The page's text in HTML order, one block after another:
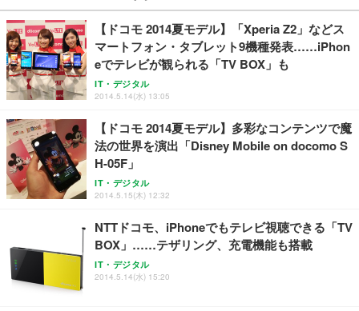
￥27,999
Sezlife オフィスチェア デスクチェア 疲れない テレ
ワーク チェア 強化バックレスト 30度ロッキング機
能 人間工学 椅子 腰サポート 90度跳ね上げ式アーム
レスト 3Dヘッドレスト ハンガー付き 高反発クッシ
務用 おしゃれ パソコンチェア (ブラック)
Sezlife オフィスチェア デスクチェア 疲れない テレ
ワーク チェア 強化バックレスト 30度ロッキング機
能 人間工学 椅子 腰サポート 90度跳ね上げ式アーム
レスト 3Dヘッドレスト ハンガー付き 高反発クッシ
務用 おしゃれ パソコンチェア (ホワイト)
￥7,680
ANDWINT オフィスチェア デスクチェア 肘なし メ
ッシュ 通気性 ランバーサポート付き 腰サポート ガ
ス圧無段階昇降 360度回転 キャスター付き コンパク
￥109,572
【純正品】27"ゲーミングモニター DualSense 充電
フック付き（CFI-ZDM1J）
￥49,979
【整備済み品】Dell E2724HS 27インチ 液晶モニタ
ー フルHD（1920×1080）VA 非光沢 HDMI/DisplayP
ort/VGA スピーカー内蔵 高さ調整 スイベル VESA対
応 ComfortView ビジネス向け
￥15,800
【MiniLED/24.5inch/280Hz/FHD】GRAPHT THE S
HOOTER Gaming Monitor 24” Essential ゲーミン
グモニター QD 24.5インチ 1ms FHD 量子ドット 残
￥3,234
ネオ・ルーライフ ネオ・オムツ L 中型犬用 26枚入
り 単品
￥1,800
Smart Basic(スマートベーシック) 【Amazon.co.jp
限定】 Smart Basic アイリスオーヤマ ペットシーツ
超厚型 お徳用 ワイド 100枚入 (x 1) (ケース販売)
￥3,670
アイリスオーヤマ ペットシーツ 超厚型 お徳用 レギ
ュラー 200枚入【Amazon.co.jp限定】
【ドコモ 2014夏モデル】「Xperia Z2」などス
マートフォン・タブレット9機種発表……iPhon
eでテレビが観られる「TV BOX」も
IT・デジタル
2014.5.14(水) 13:05
【ドコモ 2014夏モデル】多彩なコンテンツで魔
法の世界を演出「Disney Mobile on docomo S
H-05F」
IT・デジタル
2014.5.15(木) 12:32
NTTドコモ、iPhoneでもテレビ視聴できる「TV
BOX」……テザリング、充電機能も搭載
IT・デジタル
2014.5.14(水) 15:20